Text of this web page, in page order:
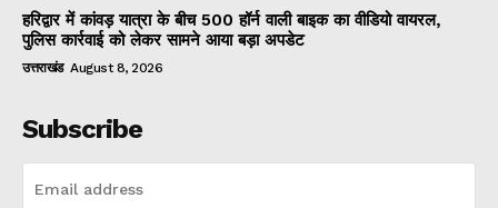
हरिद्वार में कांवड़ यात्रा के बीच 500 हॉर्न वाली बाइक का वीडियो वायरल,
पुलिस कार्रवाई को लेकर सामने आया बड़ा अपडेट
उत्तराखंड August 8, 2026
Subscribe